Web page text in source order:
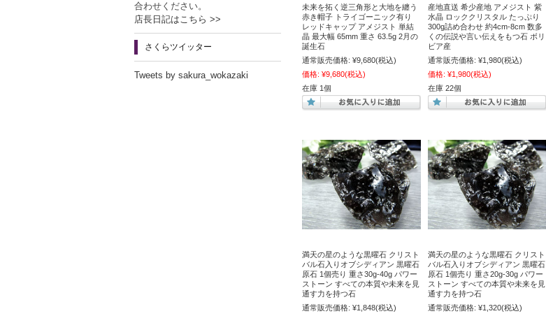
未来を拓く逆三角形と大地を纏う
赤き帽子 トライゴーニック有り
レッドキャップ アメジスト 単結
晶 最大幅 65mm 重さ 63.5g 2月の
誕生石
通常販売価格: ¥9,680(税込)
価格: ¥9,680(税込)
在庫 1個
産地直送 希少産地 アメジスト 紫
水晶 ロッククリスタル たっぷり
300g詰め合わせ 約4cm-8cm 数多
くの伝説や言い伝えをもつ石 ボリ
ビア産
通常販売価格: ¥1,980(税込)
価格: ¥1,980(税込)
在庫 22個
満天の星のような黒曜石 クリスト
バル石入りオブシディアン 黒曜石
原石 1個売り 重さ30g-40g パワー
ストーン すべての本質や未来を見
通す力を持つ石
通常販売価格: ¥1,848(税込)
満天の星のような黒曜石 クリスト
バル石入りオブシディアン 黒曜石
原石 1個売り 重さ20g-30g パワー
ストーン すべての本質や未来を見
通す力を持つ石
通常販売価格: ¥1,320(税込)
合わせください。
店長日記はこちら >>
さくらツイッター
Tweets by sakura_wokazaki